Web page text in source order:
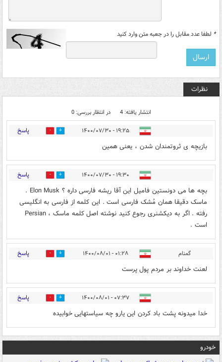
* لطفا عدد مقابل را در جعبه متن وارد کنید
نظرات
انتشار یافته: 4 در انتظار بررسی: 0
۱۹:۲۵ - ۱۴۰۰/۰۷/۳۰ 1 پاسخ
بازیچه ی ثروتمندان شدن ، یعنی همین
۱۹:۳۰ - ۱۴۰۰/۰۷/۳۰ 3 پاسخ
بچه ها می دونستین فامیل این آقا ریشه فارسی داره ؟ Elon Musk .
ماسک دقیقا همان مُشک فارسی است . این کلمه از فارسی به انگلیسی
رفته . اگر به دیکشنری رجوع کنید نوشته اصل کلمه ماسک ، Persian
است .
گمنام ۰۱:۲۸ - ۱۴۰۰/۰۸/۰۱ 1 پاسخ
لعنت خداوند بر مردم پول پرست
۰۷:۳۷ - ۱۴۰۰/۰۸/۰۱ 1 پاسخ
خدا میدونه پشت باد کردن این یارو چه سیاستهایی خوابیده
خودرو